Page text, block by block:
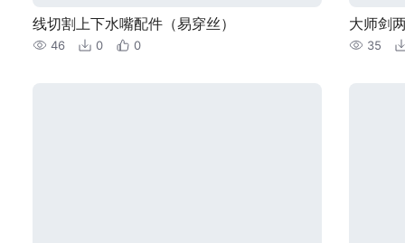
线切割上下水嘴配件（易穿丝）
46 0 0
大师剑
35